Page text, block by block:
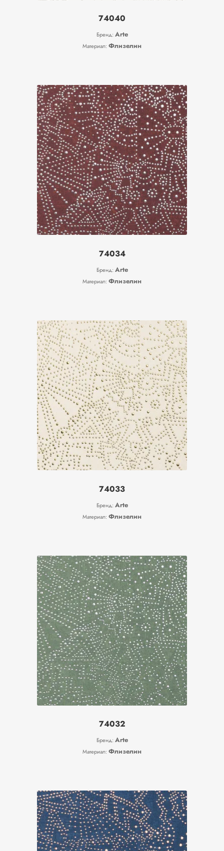
74040
Бренд: Arte
Материал: Флизелин
74034
Бренд: Arte
Материал: Флизелин
74033
Бренд: Arte
Материал: Флизелин
74032
Бренд: Arte
Материал: Флизелин